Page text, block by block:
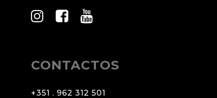
CONTACTOS
+351 . 962 312 501